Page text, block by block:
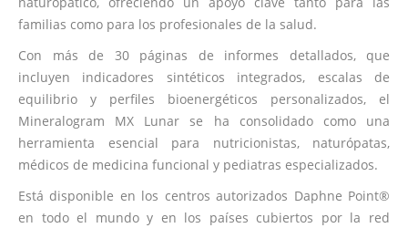
familias como para los profesionales de la salud.
Con más de 30 páginas de informes detallados, que
incluyen indicadores sintéticos integrados, escalas de
equilibrio y perfiles bioenergéticos personalizados, el
Mineralogram MX Lunar se ha consolidado como una
herramienta esencial para nutricionistas, naturópatas,
médicos de medicina funcional y pediatras especializados.
Está disponible en los centros autorizados Daphne Point®
en todo el mundo y en los países cubiertos por la red